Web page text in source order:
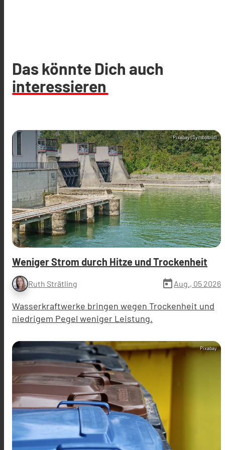
Das könnte Dich auch
interessieren
Pixabay (Symbolbild)
Weniger Strom durch Hitze und Trockenheit
Ruth Strätling today Aug., 05 2026
Wasserkraftwerke bringen wegen Trockenheit und
niedrigem Pegel weniger Leistung.
Pixabay